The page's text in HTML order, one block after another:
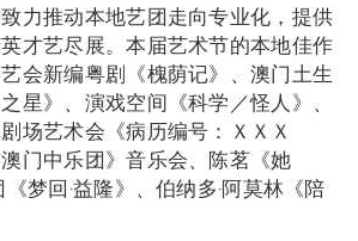
力推动本地艺团走向专业化，提供
才艺尽展。本届艺术节的本地佳作
会新编粤剧《槐荫记》、澳门土生
星》、演戏空间《科学／怪人》、
场艺术会《病历编号：ＸＸＸ
门中乐团》音乐会、陈茗《她
梦回‧益隆》、伯纳多‧阿莫林《陪